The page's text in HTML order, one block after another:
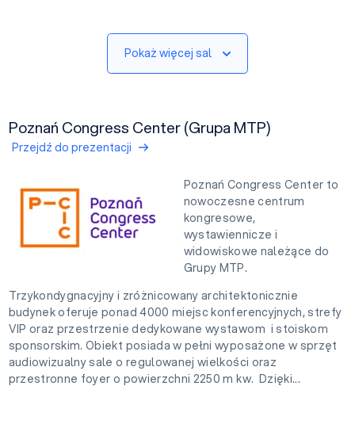
Pokaż więcej sal
Poznań Congress Center (Grupa MTP)
Przejdź do prezentacji
Poznań Congress Center to
nowoczesne centrum
kongresowe,
wystawiennicze i
widowiskowe należące do
Grupy MTP.
Trzykondygnacyjny i zróżnicowany architektonicznie
budynek oferuje ponad 4000 miejsc konferencyjnych, strefy
VIP oraz przestrzenie dedykowane wystawom i stoiskom
sponsorskim. Obiekt posiada w pełni wyposażone w sprzęt
audiowizualny sale o regulowanej wielkości oraz
przestronne foyer o powierzchni 2250 m kw. Dzięki...